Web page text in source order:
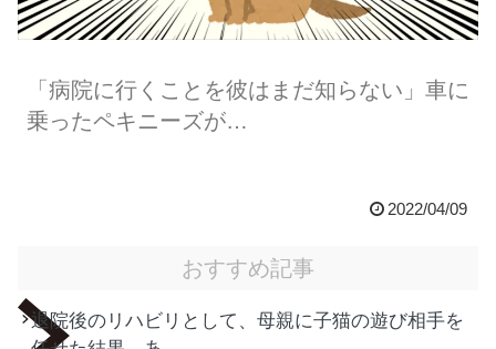
「病院に行くことを彼はまだ知らない」車に
乗ったペキニーズが…
2022/04/09
おすすめ記事
退院後のリハビリとして、母親に子猫の遊び相手を